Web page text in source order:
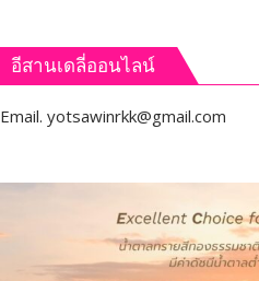
อีสานเดลี่ออนไลน์
Email. yotsawinrkk@gmail.com